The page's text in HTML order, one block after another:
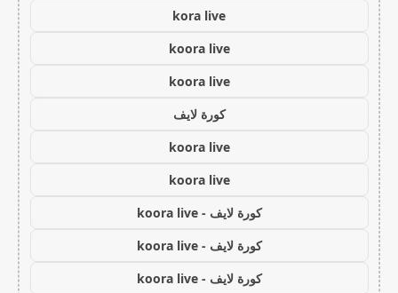
kora live
koora live
koora live
كورة لايف
koora live
koora live
كورة لايف - koora live
كورة لايف - koora live
كورة لايف - koora live